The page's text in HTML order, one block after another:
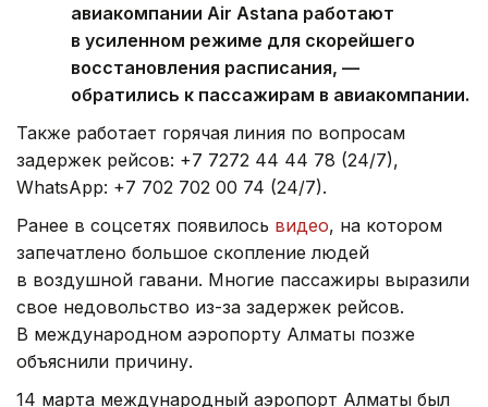
авиакомпании Air Astana работают
в усиленном режиме для скорейшего
восстановления расписания, —
обратились к пассажирам в авиакомпании.
Также работает горячая линия по вопросам
задержек рейсов: +7 7272 44 44 78 (24/7),
WhatsApp: +7 702 702 00 74 (24/7).
Ранее в соцсетях появилось видео, на котором
запечатлено большое скопление людей
в воздушной гавани. Многие пассажиры выразили
свое недовольство из-за задержек рейсов.
В международном аэропорту Алматы позже
объяснили причину.
14 марта международный аэропорт Алматы был